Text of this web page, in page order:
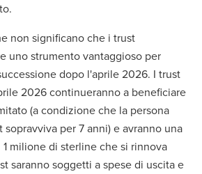
non significano che i trust
uno strumento vantaggioso per
dopo l'aprile 2026. I trust
2026 continueranno a beneficiare
(a condizione che la persona
per 7 anni) e avranno una
milione di sterline che si rinnova
saranno soggetti a spese di uscita e